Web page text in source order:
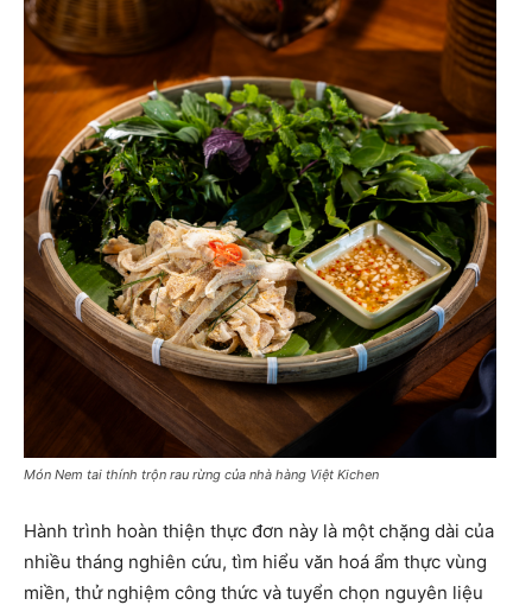
Món Nem tai thính trộn rau rừng của nhà hàng Việt Kichen
Hành trình hoàn thiện thực đơn này là một chặng dài của
nhiều tháng nghiên cứu, tìm hiểu văn hoá ẩm thực vùng
miền, thử nghiệm công thức và tuyển chọn nguyên liệu